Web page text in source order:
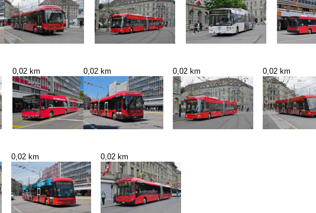
0,02 km 0,02 km 0,02 km 0,02 km
0,02 km 0,02 km